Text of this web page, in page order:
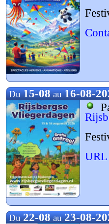
Du15-08au16-08-
URL
Du22-08au23-08-